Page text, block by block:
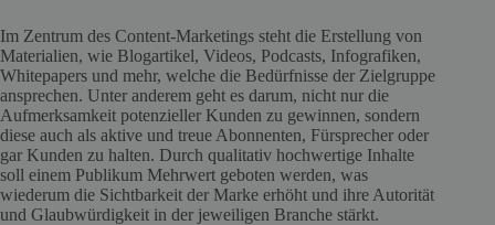
Im Zentrum des Content-Marketings steht die Erstellung von
Materialien, wie Blogartikel, Videos, Podcasts, Infografiken,
Whitepapers und mehr, welche die Bedürfnisse der Zielgruppe
ansprechen. Unter anderem geht es darum, nicht nur die
Aufmerksamkeit potenzieller Kunden zu gewinnen, sondern
diese auch als aktive und treue Abonnenten, Fürsprecher oder
gar Kunden zu halten. Durch qualitativ hochwertige Inhalte
soll einem Publikum Mehrwert geboten werden, was
wiederum die Sichtbarkeit der Marke erhöht und ihre Autorität
und Glaubwürdigkeit in der jeweiligen Branche stärkt.